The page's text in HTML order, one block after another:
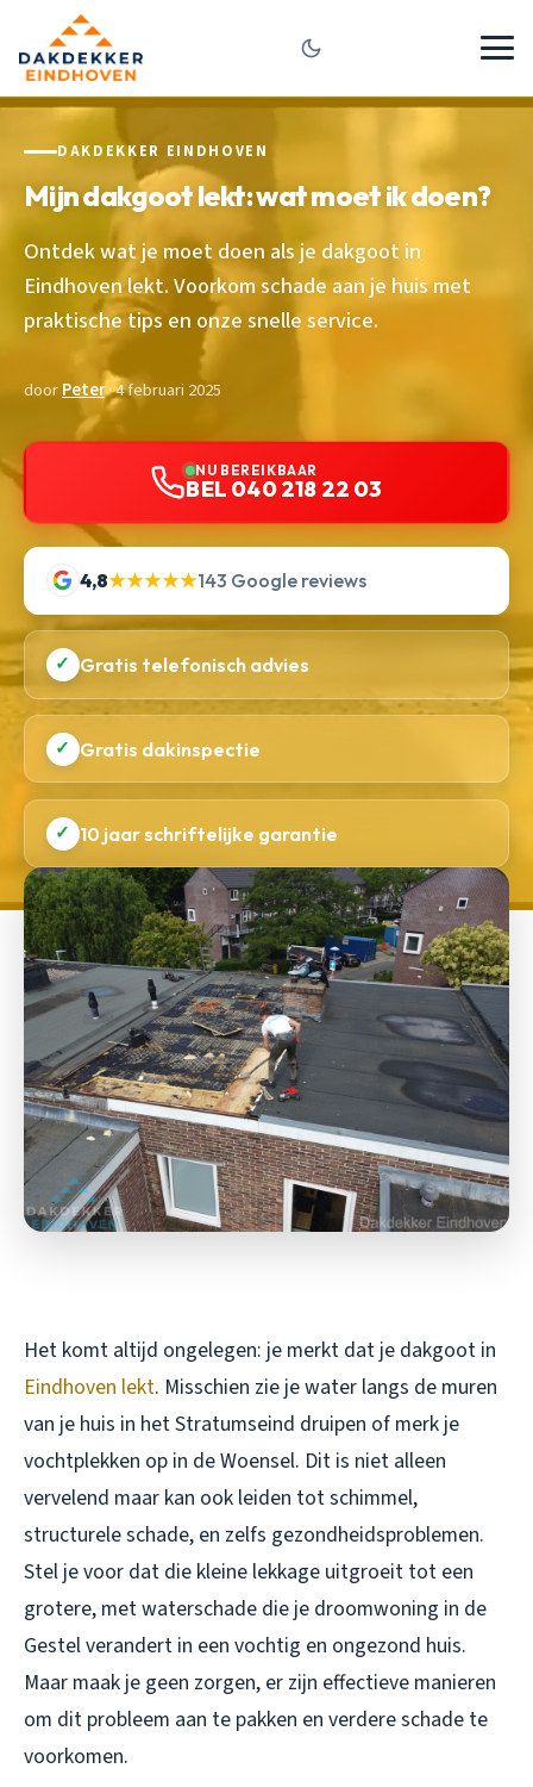
DAKDEKKER EINDHOVEN
Mijn dakgoot lekt: wat moet ik doen?
Ontdek wat je moet doen als je dakgoot in
Eindhoven lekt. Voorkom schade aan je huis met
praktische tips en onze snelle service.
doorPeter· 4 februari 2025
NU BEREIKBAAR
BEL 040 218 22 03
4,8★★★★★143 Google reviews
✓ Gratis telefonisch advies
✓ Gratis dakinspectie
✓ 10 jaar schriftelijke garantie
Het komt altijd ongelegen: je merkt dat je dakgoot in
Eindhoven lekt. Misschien zie je water langs de muren
van je huis in het Stratumseind druipen of merk je
vochtplekken op in de Woensel. Dit is niet alleen
vervelend maar kan ook leiden tot schimmel,
structurele schade, en zelfs gezondheidsproblemen.
Stel je voor dat die kleine lekkage uitgroeit tot een
grotere, met waterschade die je droomwoning in de
Gestel verandert in een vochtig en ongezond huis.
Maar maak je geen zorgen, er zijn effectieve manieren
om dit probleem aan te pakken en verdere schade te
voorkomen.